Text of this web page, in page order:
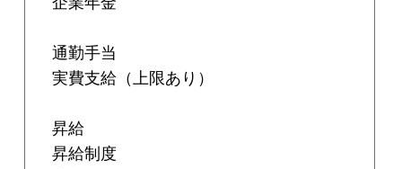
通勤手当
実費支給（上限あり）
昇給
昇給制度